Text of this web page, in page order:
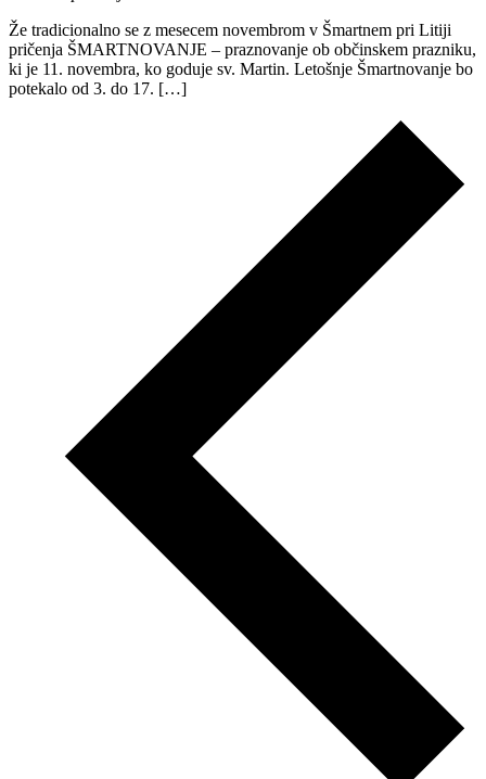
Že tradicionalno se z mesecem novembrom v Šmartnem pri Litiji
pričenja ŠMARTNOVANJE – praznovanje ob občinskem prazniku,
ki je 11. novembra, ko goduje sv. Martin. Letošnje Šmartnovanje bo
potekalo od 3. do 17. […]